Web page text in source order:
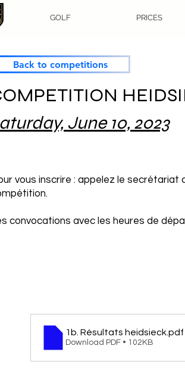
GOLF PRICES
Back to competitions
June 10, 2023
vous inscrire : appelez le secrétariat
convocations avec les heures de
1b. Résultats heidsieck.pdf
Download PDF • 102KB